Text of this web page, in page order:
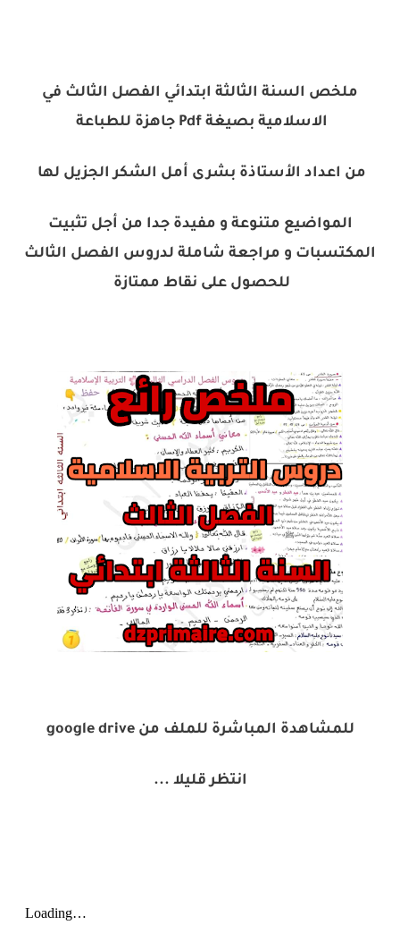
ملخص السنة الثالثة ابتدائي الفصل الثالث في
الاسلامية بصيغة Pdf جاهزة للطباعة
من اعداد الأستاذة بشرى أمل الشكر الجزيل لها
المواضيع متنوعة و مفيدة جدا من أجل تثبيت
المكتسبات و مراجعة شاملة لدروس الفصل الثالث
للحصول على نقاط ممتازة
للمشاهدة المباشرة للملف من google drive
انتظر قليلا ...